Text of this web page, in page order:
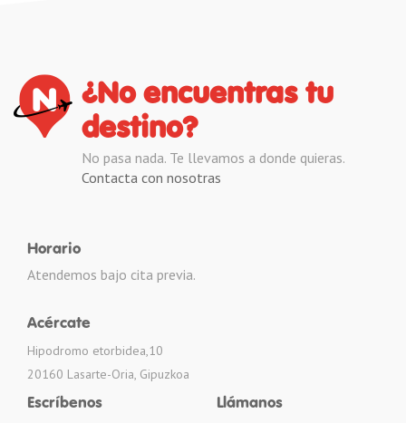
¿No encuentras tu
destino?
No pasa nada. Te llevamos a donde quieras.
Contacta con nosotras
Horario
Atendemos bajo cita previa.
Acércate
Hipodromo etorbidea,10
20160 Lasarte-Oria, Gipuzkoa
Escríbenos Llámanos